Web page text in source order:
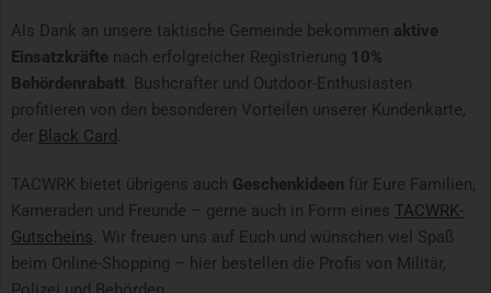
Als Dank an unsere taktische Gemeinde bekommen aktive
Einsatzkräfte nach erfolgreicher Registrierung 10%
Behördenrabatt . Bushcrafter und Outdoor-Enthusiasten
profitieren von den besonderen Vorteilen unserer Kundenkarte,
der Black Card
TACWRK bietet übrigens auch Geschenkideen für Eure Familien,
Kameraden und Freunde – gerne auch in Form eines TACWRK-
Gutscheins . Wir freuen uns auf Euch und wünschen viel Spaß
beim Online-Shopping – hier bestellen die Profis von Militär,